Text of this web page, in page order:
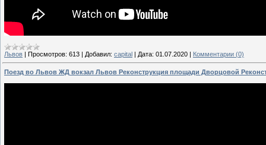
Львов | Просмотров: 613 | Добавил: capital | Дата: 01.07.2020 | Комментарии (0)
Поезд во Львов ЖД вокзал Львов Реконструкция площади Дворцовой